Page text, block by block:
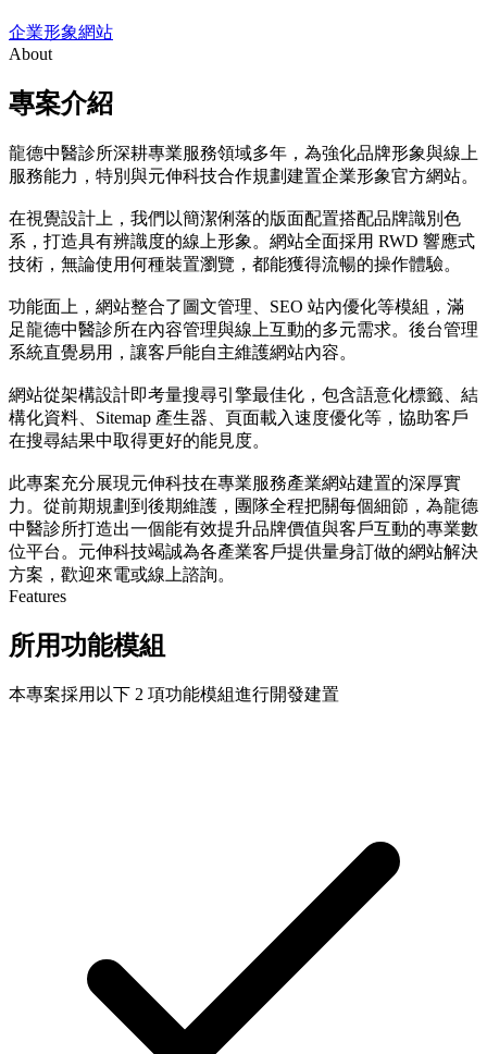
企業形象網站
About
專案介紹
龍德中醫診所深耕專業服務領域多年，為強化品牌形象與線上
服務能力，特別與元伸科技合作規劃建置企業形象官方網站。
在視覺設計上，我們以簡潔俐落的版面配置搭配品牌識別色
系，打造具有辨識度的線上形象。網站全面採用 RWD 響應式
技術，無論使用何種裝置瀏覽，都能獲得流暢的操作體驗。
功能面上，網站整合了圖文管理、SEO 站內優化等模組，滿
足龍德中醫診所在內容管理與線上互動的多元需求。後台管理
系統直覺易用，讓客戶能自主維護網站內容。
網站從架構設計即考量搜尋引擎最佳化，包含語意化標籤、結
構化資料、Sitemap 產生器、頁面載入速度優化等，協助客戶
在搜尋結果中取得更好的能見度。
此專案充分展現元伸科技在專業服務產業網站建置的深厚實
力。從前期規劃到後期維護，團隊全程把關每個細節，為龍德
中醫診所打造出一個能有效提升品牌價值與客戶互動的專業數
位平台。元伸科技竭誠為各產業客戶提供量身訂做的網站解決
方案，歡迎來電或線上諮詢。
Features
所用功能模組
本專案採用以下 2 項功能模組進行開發建置